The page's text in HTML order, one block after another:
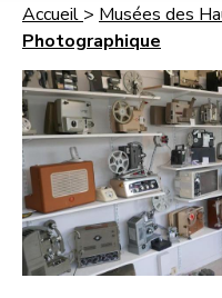
Accueil > Musées des
Photographique